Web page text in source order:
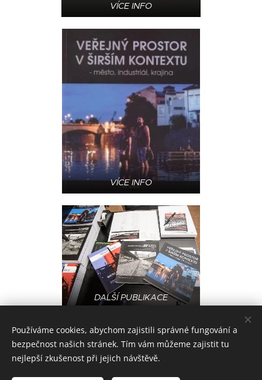
VÍCE INFO
VÍCE INFO
DALŠÍ PUBLIKACE
© 2023-2026 PRŮMYSLOVÉ DĚDICTVÍ - KATEDRA
ARCHITEKTURY Fakulty stavební ČVUT v Praze, Thákurova 7,
166 29 Praha 6
Používáme cookies, abychom zajistili správné fungování a
bezpečnost našich stránek. Tím vám můžeme zajistit tu
nejlepší zkušenost při jejich návštěvě.